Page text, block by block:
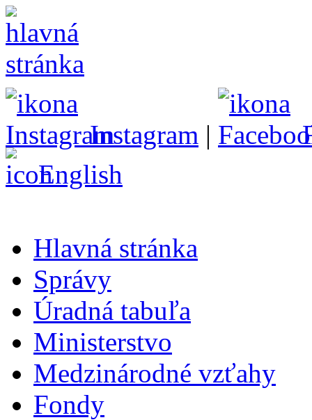
Instagram |
English
Hlavná stránka
Správy
Úradná tabuľa
Ministerstvo
Medzinárodné vzťahy
Fondy